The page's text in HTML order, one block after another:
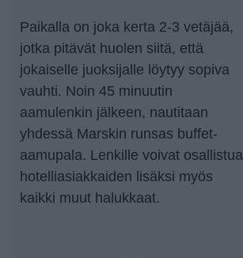
Paikalla on joka kerta 2-3 vetäjää,
jotka pitävät huolen siitä, että
jokaiselle juoksijalle löytyy sopiva
vauhti. Noin 45 minuutin
aamulenkin jälkeen, nautitaan
yhdessä Marskin runsas buffet-
aamupala. Lenkille voivat osallistua
hotelliasiakkaiden lisäksi myös
kaikki muut halukkaat.